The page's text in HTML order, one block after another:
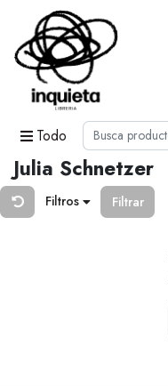
Todo
Julia Schnetzer
Filtros Filtrar